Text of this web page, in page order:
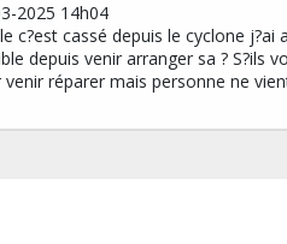
2025 14h04
c?est cassé depuis le cyclone j?ai
depuis venir arranger sa ? S?ils
réparer mais personne ne